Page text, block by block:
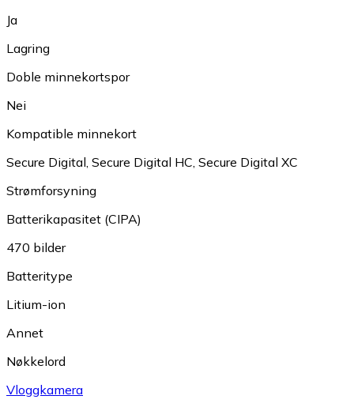
Ja
Lagring
Doble minnekortspor
Nei
Kompatible minnekort
Secure Digital Secure Digital HC Secure Digital XC
Strømforsyning
Batterikapasitet (CIPA)
470 bilder
Batteritype
Litium-ion
Annet
Nøkkelord
Vloggkamera